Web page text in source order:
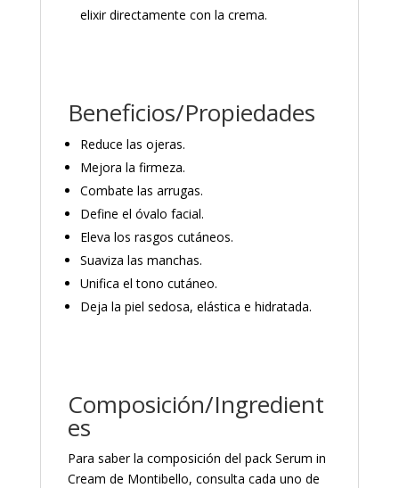
elixir directamente con la crema.
Beneficios/Propiedades
Reduce las ojeras.
Mejora la firmeza.
Combate las arrugas.
Define el óvalo facial.
Eleva los rasgos cutáneos.
Suaviza las manchas.
Unifica el tono cutáneo.
Deja la piel sedosa, elástica e hidratada.
Composición/Ingredient
es
Para saber la composición del pack Serum in
Cream de Montibello, consulta cada uno de